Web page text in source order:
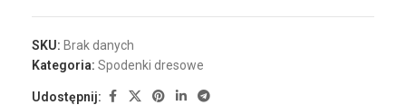
SKU: Brak danych
Kategoria: Spodenki dresowe
Udostępnij: